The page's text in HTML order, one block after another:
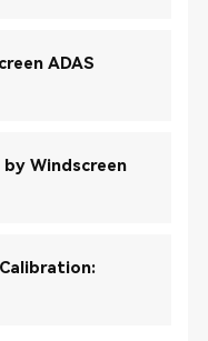
ADAS
Windscreen